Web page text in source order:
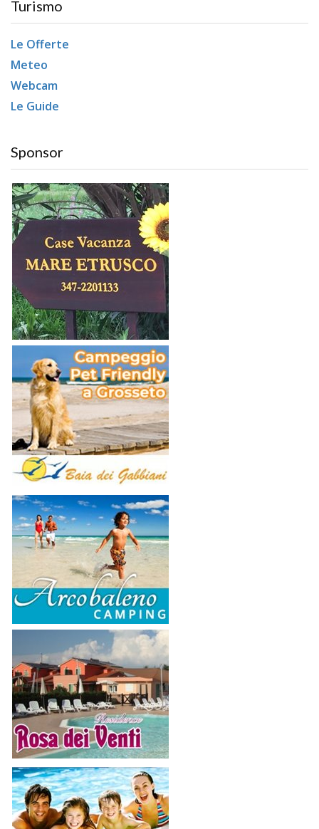
Turismo
Le Offerte
Meteo
Webcam
Le Guide
Sponsor